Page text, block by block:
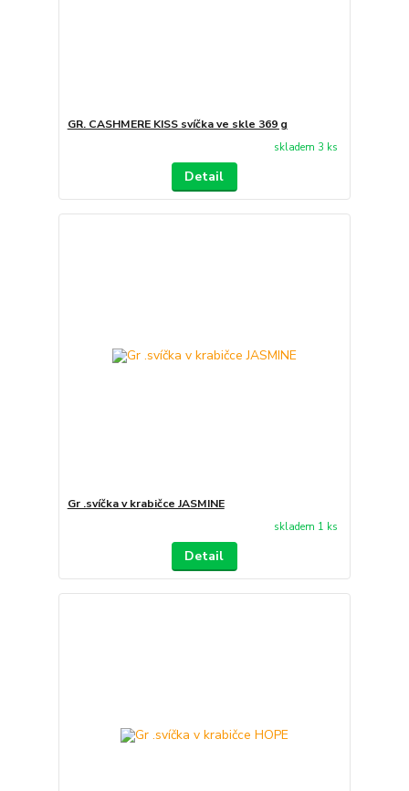
GR. CASHMERE KISS svíčka ve skle 369 g
skladem 3 ks
Detail
Gr .svíčka v krabičce JASMINE
skladem 1 ks
Detail